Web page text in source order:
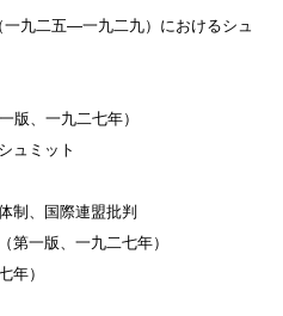
九二五—一九二九）におけるシュ
版、一九二七年）
ミット
、国際連盟批判
一版、一九二七年）
）